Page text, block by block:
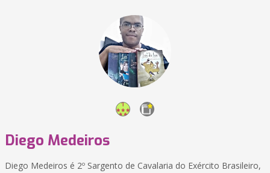
Diego Medeiros
Diego Medeiros é 2º Sargento de Cavalaria do Exército Brasileiro,